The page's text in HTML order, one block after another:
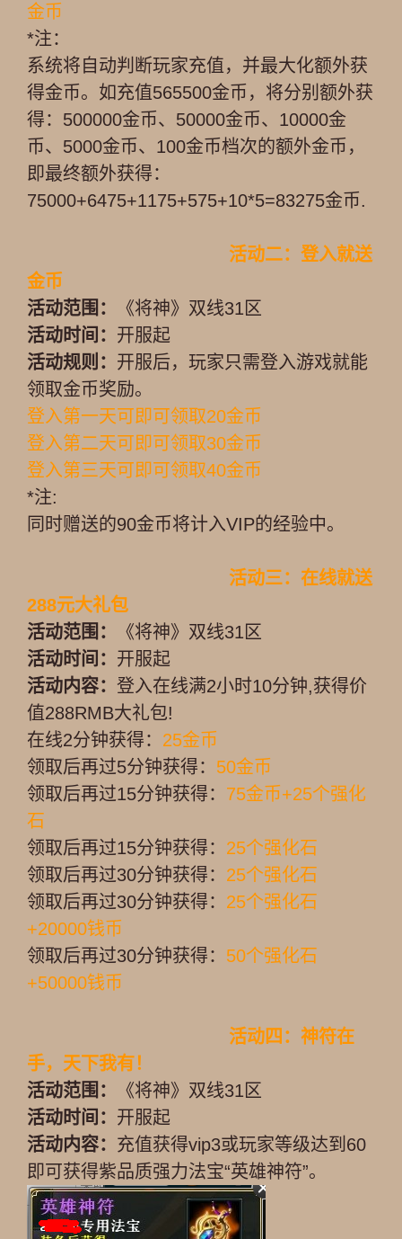
金币
*注：
系统将自动判断玩家充值，并最大化额外获
得金币。如充值565500金币，将分别额外获
得：500000金币、50000金币、10000金
币、5000金币、100金币档次的额外金币，
即最终额外获得：
75000+6475+1175+575+10*5=83275金币.
活动二：登入就送
金币
活动范围：
《将神》双线31区
活动时间： 开服起
活动规则： 开服后，玩家只需登入游戏就能
领取金币奖励。
登入第一天可即可领取20金币
登入第二天可即可领取30金币
登入第三天可即可领取40金币
*注:
同时赠送的90金币将计入VIP的经验中。
活动三：在线就送
288元大礼包
活动范围：
《将神》双线31区
活动时间： 开服起
活动内容： 登入在线满2小时10分钟,获得价
值288RMB大礼包!
在线2分钟获得： 25金币
领取后再过5分钟获得： 50金币
领取后再过15分钟获得： 75金币+25个强化
石
领取后再过15分钟获得： 25个强化石
领取后再过30分钟获得： 25个强化石
领取后再过30分钟获得： 25个强化石
+20000钱币
领取后再过30分钟获得： 50个强化石
+50000钱币
活动四：神符在
手，天下我有！
活动范围：
《将神》双线31区
活动时间： 开服起
活动内容： 充值获得vip3或玩家等级达到60
即可获得紫品质强力法宝“英雄神符”。